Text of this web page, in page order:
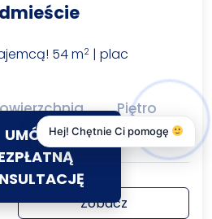
54 m2 | plac
54 m 2
Piętro
3
Zobacz
UMÓWHej! Chętnie Ci pomogę